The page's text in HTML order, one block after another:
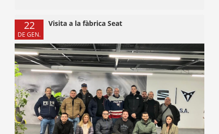
22
DE GEN.
Visita a la fàbrica Seat